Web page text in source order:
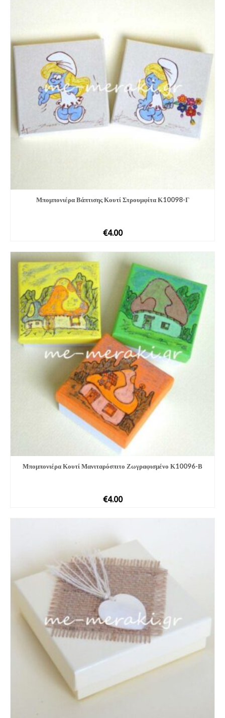
Μπομπονιέ­ρα Βάπτισης Κουτί Στρουμφίτα Κ10098-Γ
€4.00
Μπομπονιέ­ρα Κουτί Μανιταρόσπιτο Ζωγραφισμένο Κ10096-Β
€4.00